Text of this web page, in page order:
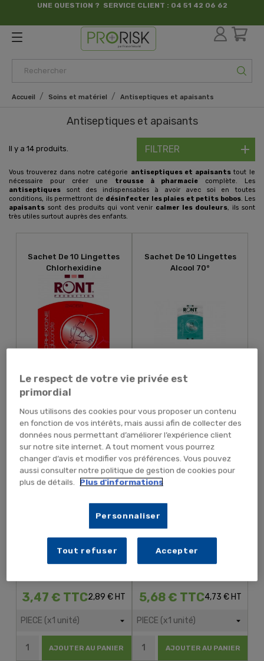
UNE QUESTION ? SERVICE CLIENT : 04 51 42 06 62
par France Sécurité
Accueil Soins et matériel Antiseptiques et apaisants
Antiseptiques et apaisants
FILTRER
Il y a 14 produits.
Vous trouverez dans notre catégorie antiseptiques et apaisantstout le
nécessaire pour créer une trousse à pharmacie complète. Les
antiseptiques sont des indispensables à avoir avec soi en toutes
conditions, ils permettront de désinfecter les plaies et petits bobos. Les
apaisants sont des produits qui vont venir calmer les douleurs , ils sont
très utiles surtout auprès des enfants.
Sachet De 10 Lingettes
Chlorhexidine
2,05 € TTC 1,71 € HT
AJOUTER AU PANIER
Sachet De 10 Lingettes
Alcool 70°
1,79 € TTC
AJOUTER AU PANIER
Spray Chlorhexidine 50mL
3,47 € TTC2,89 € HT
AJOUTER AU PANIER
GEL BRULURES 50ML
5,68 € TTC4,73 € HT
AJOUTER AU PANIER
Le respect de votre vie privée est
primordial
Nous utilisons des cookies pour vous proposer un contenu
en fonction de vos intérêts, mais aussi afin de collecter des
données nous permettant d’améliorer l’expérience client
sur notre site internet. A tout moment vous pourrez
changer d’avis et modifier vos préférences. Vous pouvez
aussi consulter notre politique de gestion de cookies pour
plus de détails.
Plus d'informations
Personnaliser
Tout refuser Accepter